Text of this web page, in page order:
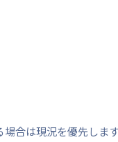
合は現況を優先します